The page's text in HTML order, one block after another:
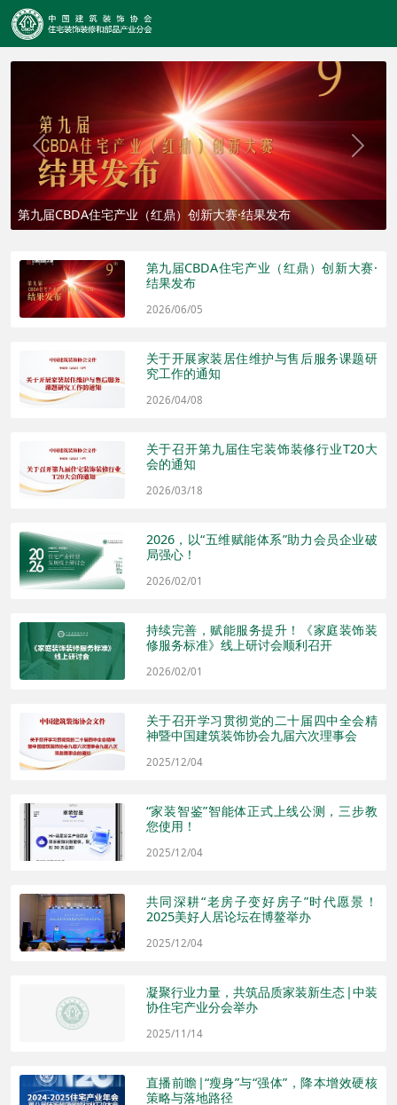
第九届CBDA住宅产业（红鼎）创新大赛·结果发布
Previous Next
第九届CBDA住宅产业（红鼎）创新大赛·
结果发布
2026/06/05
关于开展家装居住维护与售后服务课题研
究工作的通知
2026/04/08
关于召开第九届住宅装饰装修行业T20大
会的通知
2026/03/18
2026，以“五维赋能体系”助力会员企业破
局强心！
2026/02/01
持续完善，赋能服务提升！《家庭装饰装
修服务标准》线上研讨会顺利召开
2026/02/01
关于召开学习贯彻党的二十届四中全会精
神暨中国建筑装饰协会九届六次理事会
2025/12/04
“家装智鉴”智能体正式上线公测，三步教
您使用！
2025/12/04
共同深耕“老房子变好房子”时代愿景！
2025美好人居论坛在博鳌举办
2025/12/04
凝聚行业力量，共筑品质家装新生态|中装
协住宅产业分会举办
2025/11/14
直播前瞻|“瘦身”与“强体”，降本增效硬核
策略与落地路径